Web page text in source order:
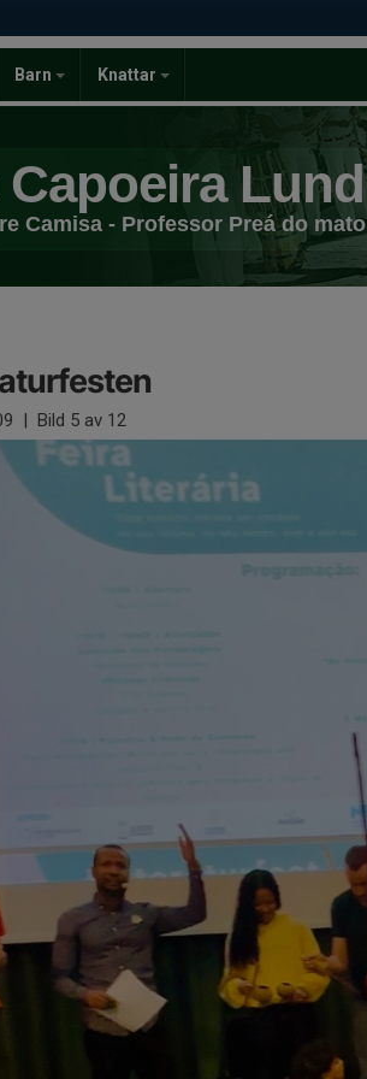
Barn Knattar
Lund
Camisa - Professor Preá do mato
| Bild 5 av 12